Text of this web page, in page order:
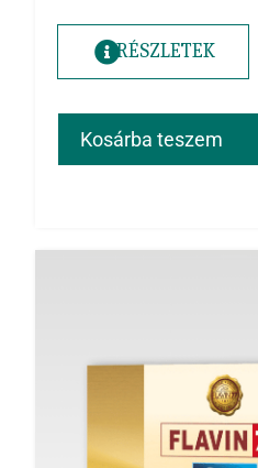
RÉSZLETEK
Kosárba teszem